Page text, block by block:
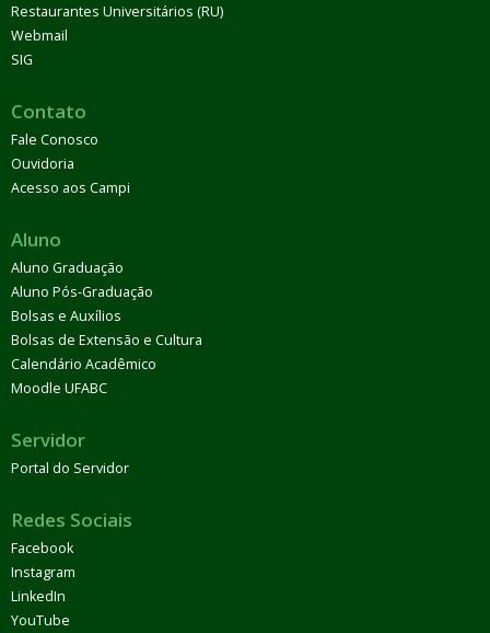
Restaurantes Universitários (RU)
Webmail
SIG
Contato
Fale Conosco
Ouvidoria
Acesso aos Campi
Aluno
Aluno Graduação
Aluno Pós-Graduação
Bolsas e Auxílios
Bolsas de Extensão e Cultura
Calendário Acadêmico
Moodle UFABC
Servidor
Portal do Servidor
Redes Sociais
Facebook
Instagram
LinkedIn
YouTube